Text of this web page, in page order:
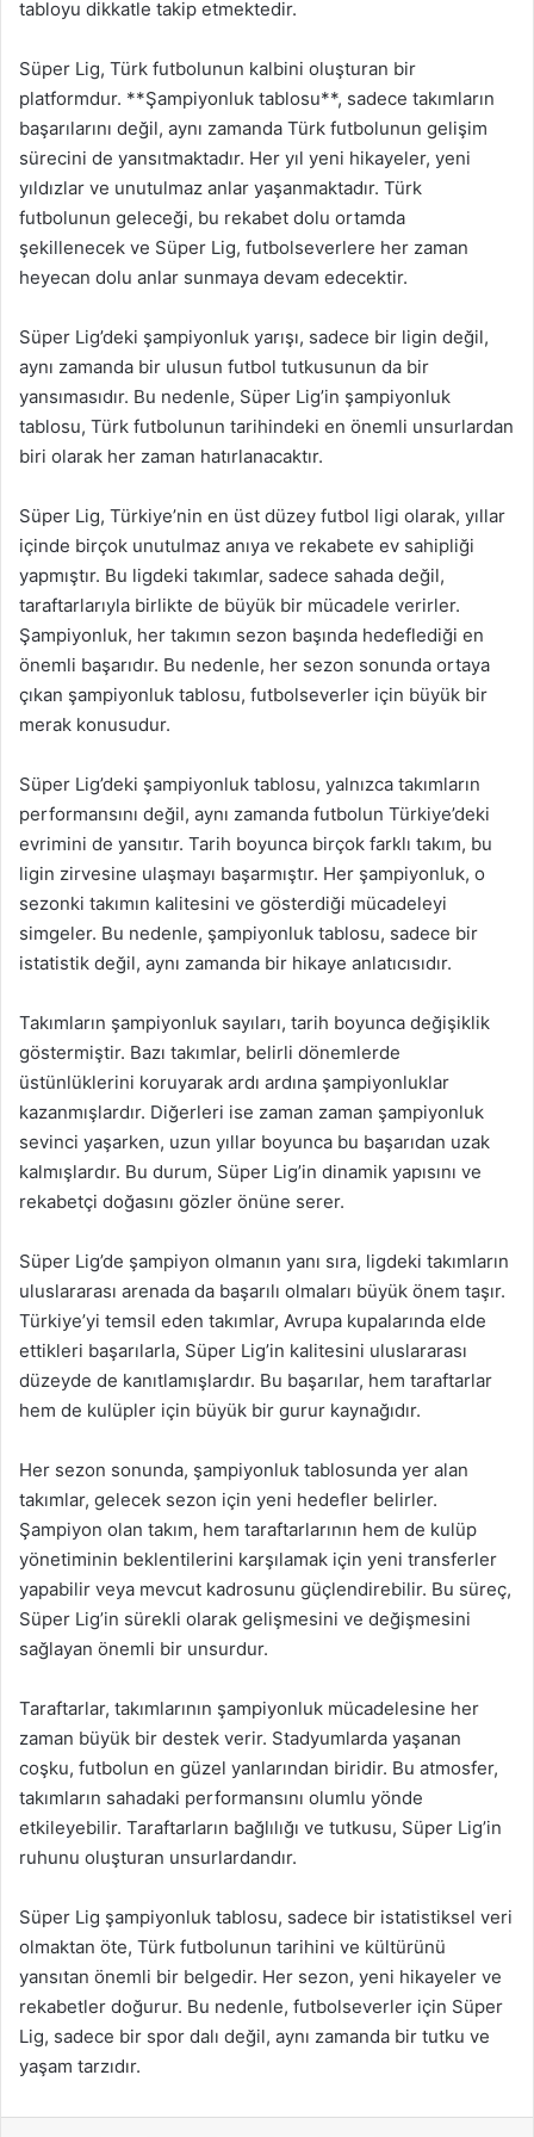
tabloyu dikkatle takip etmektedir.
Süper Lig, Türk futbolunun kalbini oluşturan bir
platformdur. **Şampiyonluk tablosu**, sadece takımların
başarılarını değil, aynı zamanda Türk futbolunun gelişim
sürecini de yansıtmaktadır. Her yıl yeni hikayeler, yeni
yıldızlar ve unutulmaz anlar yaşanmaktadır. Türk
futbolunun geleceği, bu rekabet dolu ortamda
şekillenecek ve Süper Lig, futbolseverlere her zaman
heyecan dolu anlar sunmaya devam edecektir.
Süper Lig’deki şampiyonluk yarışı, sadece bir ligin değil,
aynı zamanda bir ulusun futbol tutkusunun da bir
yansımasıdır. Bu nedenle, Süper Lig’in şampiyonluk
tablosu, Türk futbolunun tarihindeki en önemli unsurlardan
biri olarak her zaman hatırlanacaktır.
Süper Lig, Türkiye’nin en üst düzey futbol ligi olarak, yıllar
içinde birçok unutulmaz anıya ve rekabete ev sahipliği
yapmıştır. Bu ligdeki takımlar, sadece sahada değil,
taraftarlarıyla birlikte de büyük bir mücadele verirler.
Şampiyonluk, her takımın sezon başında hedeflediği en
önemli başarıdır. Bu nedenle, her sezon sonunda ortaya
çıkan şampiyonluk tablosu, futbolseverler için büyük bir
merak konusudur.
Süper Lig’deki şampiyonluk tablosu, yalnızca takımların
performansını değil, aynı zamanda futbolun Türkiye’deki
evrimini de yansıtır. Tarih boyunca birçok farklı takım, bu
ligin zirvesine ulaşmayı başarmıştır. Her şampiyonluk, o
sezonki takımın kalitesini ve gösterdiği mücadeleyi
simgeler. Bu nedenle, şampiyonluk tablosu, sadece bir
istatistik değil, aynı zamanda bir hikaye anlatıcısıdır.
Takımların şampiyonluk sayıları, tarih boyunca değişiklik
göstermiştir. Bazı takımlar, belirli dönemlerde
üstünlüklerini koruyarak ardı ardına şampiyonluklar
kazanmışlardır. Diğerleri ise zaman zaman şampiyonluk
sevinci yaşarken, uzun yıllar boyunca bu başarıdan uzak
kalmışlardır. Bu durum, Süper Lig’in dinamik yapısını ve
rekabetçi doğasını gözler önüne serer.
Süper Lig’de şampiyon olmanın yanı sıra, ligdeki takımların
uluslararası arenada da başarılı olmaları büyük önem taşır.
Türkiye’yi temsil eden takımlar, Avrupa kupalarında elde
ettikleri başarılarla, Süper Lig’in kalitesini uluslararası
düzeyde de kanıtlamışlardır. Bu başarılar, hem taraftarlar
hem de kulüpler için büyük bir gurur kaynağıdır.
Her sezon sonunda, şampiyonluk tablosunda yer alan
takımlar, gelecek sezon için yeni hedefler belirler.
Şampiyon olan takım, hem taraftarlarının hem de kulüp
yönetiminin beklentilerini karşılamak için yeni transferler
yapabilir veya mevcut kadrosunu güçlendirebilir. Bu süreç,
Süper Lig’in sürekli olarak gelişmesini ve değişmesini
sağlayan önemli bir unsurdur.
Taraftarlar, takımlarının şampiyonluk mücadelesine her
zaman büyük bir destek verir. Stadyumlarda yaşanan
coşku, futbolun en güzel yanlarından biridir. Bu atmosfer,
takımların sahadaki performansını olumlu yönde
etkileyebilir. Taraftarların bağlılığı ve tutkusu, Süper Lig’in
ruhunu oluşturan unsurlardandır.
Süper Lig şampiyonluk tablosu, sadece bir istatistiksel veri
olmaktan öte, Türk futbolunun tarihini ve kültürünü
yansıtan önemli bir belgedir. Her sezon, yeni hikayeler ve
rekabetler doğurur. Bu nedenle, futbolseverler için Süper
Lig, sadece bir spor dalı değil, aynı zamanda bir tutku ve
yaşam tarzıdır.